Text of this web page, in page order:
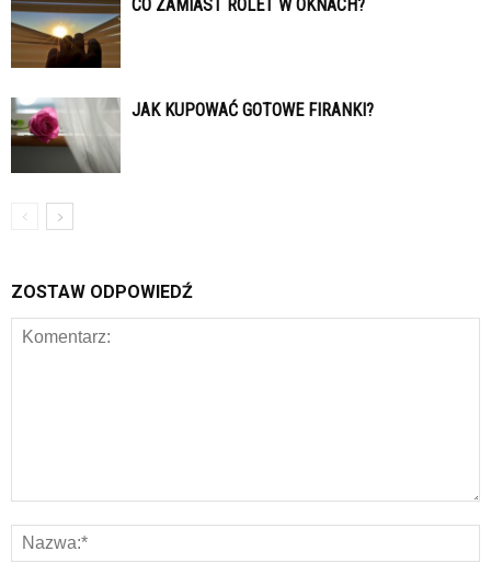
CO ZAMIAST ROLET W OKNACH?
JAK KUPOWAĆ GOTOWE FIRANKI?
ZOSTAW ODPOWIEDŹ